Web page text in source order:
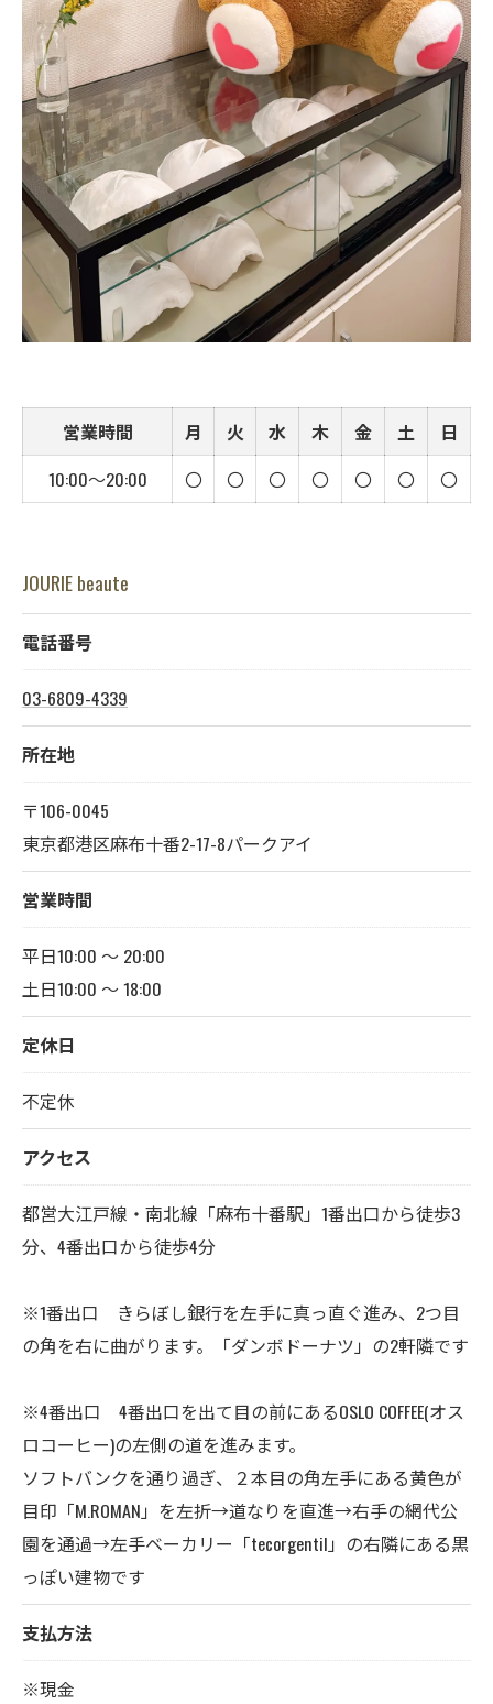
営業時間 月 火 水 木 金 土
日
10:00〜20:00
〇 〇 〇 〇 〇 〇 〇
JOURIE beaute
電話番号
03-6809-4339
所在地
〒106-0045
東京都港区麻布十番2-17-8パークアイ
営業時間
平日10:00 〜 20:00
土日10:00 ～ 18:00
定休日
不定休
アクセス
都営大江戸線・南北線「麻布十番駅」1番出口から徒歩3
分、4番出口から徒歩4分
※1番出口 きらぼし銀行を左手に真っ直ぐ進み、2つ目
の角を右に曲がります。「ダンボドーナツ」の2軒隣です
※4番出口 4番出口を出て目の前にあるOSLO COFFEE(オス
ロコーヒー)の左側の道を進みます。
ソフトバンクを通り過ぎ、２本目の角左手にある黄色が
目印「M.ROMAN」を左折→道なりを直進→右手の網代公
園を通過→左手ベーカリー「tecorgentil」の右隣にある黒
っぽい建物です
支払方法
※現金